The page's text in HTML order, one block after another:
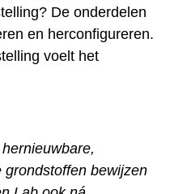
De onderdelen
en herconfigureren.
voelt het
hernieuwbare,
grondstoffen bewijzen